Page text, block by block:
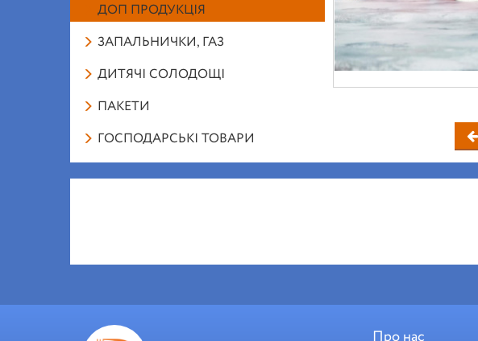
ДОП ПРОДУКЦІЯ
ЗАПАЛЬНИЧКИ, ГАЗ
ДИТЯЧІ СОЛОДОЩІ
ПАКЕТИ
ГОСПОДАРСЬКІ ТОВАРИ